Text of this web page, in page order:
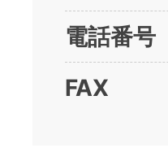
電話番号
FAX